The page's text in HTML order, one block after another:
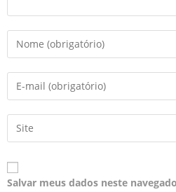
Salvar meus dados neste